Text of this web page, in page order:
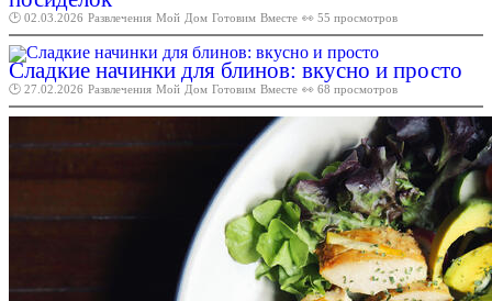
🕑 02.03.2026 Развлечения Мой Дом Готовим Вместе 👀 55 просмотров
Сладкие начинки для блинов: вкусно и просто
🕑 27.02.2026 Развлечения Мой Дом Готовим Вместе 👀 68 просмотров